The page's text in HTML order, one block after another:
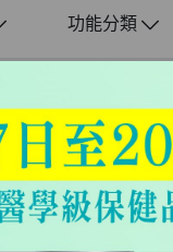
功能分類